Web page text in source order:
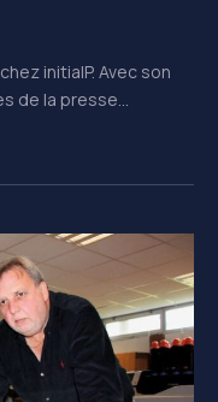
initialP. Avec son
de la presse...